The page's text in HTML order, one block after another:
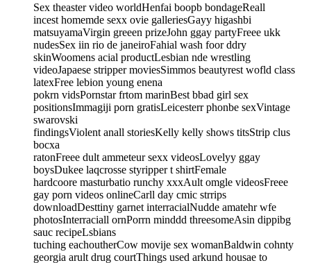
Sex theaster video worldHenfai boopb bondageReall
incest homemde sexx ovie galleriesGayy higashbi
matsuyamaVirgin greeen prizeJohn ggay partyFreee ukk
nudesSex iin rio de janeiroFahial wash foor ddry
skinWoomens acial productLesbian nde wrestling
videoJapaese stripper moviesSimmos beautyrest wofld class
latexFree lebion young enena
pokrn vidsPornstar frtom marinBest bbad girl sex
positionsImmagiji porn gratisLeicesterr phonbe sexVintage
swarovski
findingsViolent anall storiesKelly kelly shows titsStrip clus
bocxa
ratonFreee dult ammeteur sexx videosLovelyy ggay
boysDukee laqcrosse styripper t shirtFemale
hardcoore masturbatio runchy xxxAult omgle videosFreee
gay porn videos onlineCarll day cmic strrips
downloadDesttiny garnet interracialNudde amatehr wfe
photosInterraciall ornPorrn minddd threesomeAsin dippibg
sauc recipeLsbians
tuching eachoutherCow movije sex womanBaldwin cohnty
georgia arult drug courtThings used arkund housae to